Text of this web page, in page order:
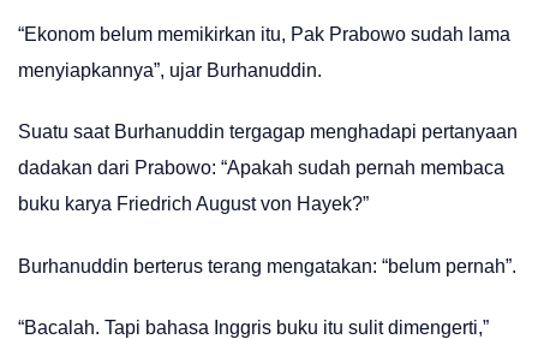
“Ekonom belum memikirkan itu, Pak Prabowo sudah lama
menyiapkannya”, ujar Burhanuddin.
Suatu saat Burhanuddin tergagap menghadapi pertanyaan
dadakan dari Prabowo: “Apakah sudah pernah membaca
buku karya Friedrich August von Hayek?”
Burhanuddin berterus terang mengatakan: “belum pernah”.
“Bacalah. Tapi bahasa Inggris buku itu sulit dimengerti,”